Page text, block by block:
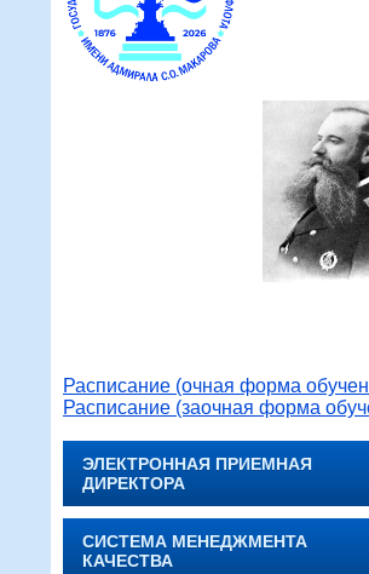
Расписание (очная форма
Расписание (заочная форма
ЭЛЕКТРОННАЯ ПРИЕМНАЯ
ДИРЕКТОРА
СИСТЕМА МЕНЕДЖМЕНТА
КАЧЕСТВА